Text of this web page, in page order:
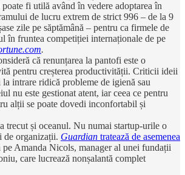
fi utilă având în vedere adoptarea în
de lucru extrem de strict 996 – de la 9
zile pe săptămână – pentru ca firmele de
în fruntea competiției internaționale de pe
.
că renunțarea la pantofi este o
pentru creșterea productivității. Criticii ideii
intrare ridică probleme de igienă sau
nu este gestionat atent, iar ceea ce pentru
alții se poate dovedi inconfortabil și
trecut și oceanul. Nu numai startup-urile o
de organizații. Guardian tratează de asemenea
pe Amanda Nicols, manager al unei fundații
care lucrează nonșalantă complet